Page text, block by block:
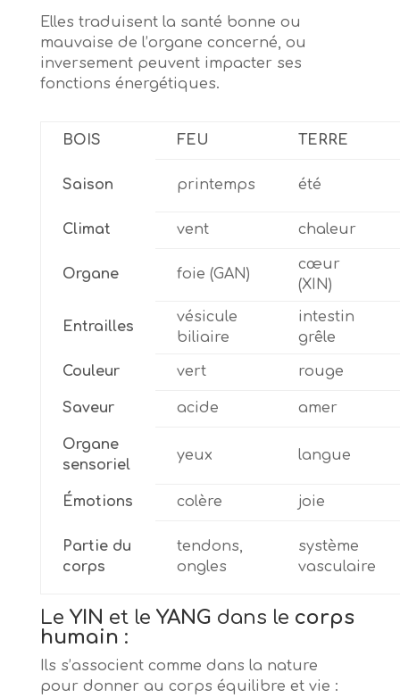
Elles traduisent la santé bonne ou
mauvaise de l’organe concerné, ou
inversement peuvent impacter ses
fonctions énergétiques.
BOIS FEU TERRE
Saison printemps été
Climat vent chaleur
Organe foie (GAN)
cœur
(XIN)
Entrailles
vésicule
biliaire
intestin
grêle
Couleur vert rouge
Saveur acide amer
Organe
sensoriel
yeux langue
Émotions colère joie
Partie du
corps
tendons,
ongles
système
vasculaire
Le YIN et le YANG dans le corps
humain :
Ils s’associent comme dans la nature
pour donner au corps équilibre et vie :